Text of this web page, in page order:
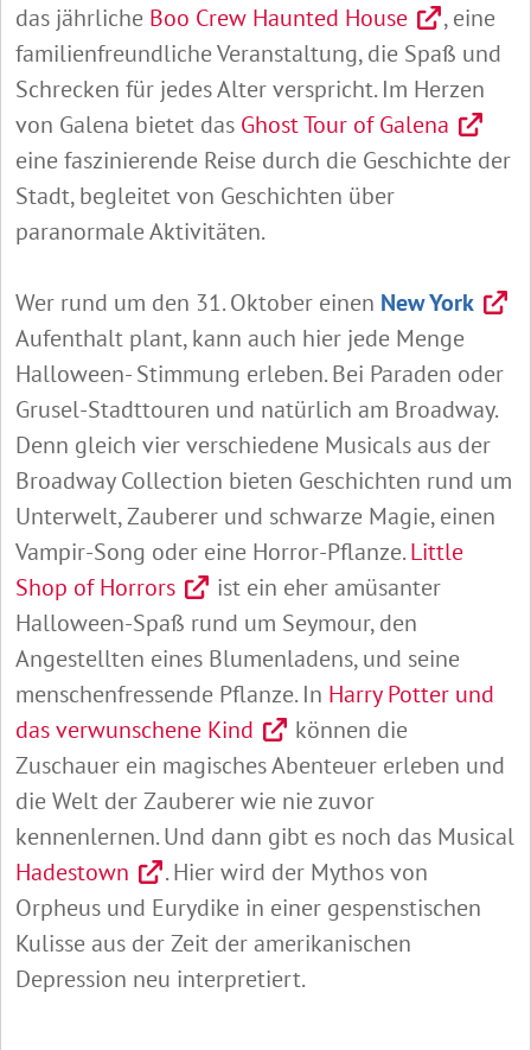
das jährliche Boo Crew Haunted House
, eine
familienfreundliche Veranstaltung, die Spaß und
Schrecken für jedes Alter verspricht. Im Herzen
von Galena bietet das Ghost Tour of Galena
eine faszinierende Reise durch die Geschichte der
Stadt, begleitet von Geschichten über
paranormale Aktivitäten.
Wer rund um den 31. Oktober einen New York
Aufenthalt plant, kann auch hier jede Menge
Halloween- Stimmung erleben. Bei Paraden oder
Grusel-Stadttouren und natürlich am Broadway.
Denn gleich vier verschiedene Musicals aus der
Broadway Collection bieten Geschichten rund um
Unterwelt, Zauberer und schwarze Magie, einen
Vampir-Song oder eine Horror-Pflanze.Little
Shop of Horrors
ist ein eher amüsanter
Halloween-Spaß rund um Seymour, den
Angestellten eines Blumenladens, und seine
menschenfressende Pflanze. In Harry Potter und
das verwunschene Kind
können die
Zuschauer ein magisches Abenteuer erleben und
die Welt der Zauberer wie nie zuvor
kennenlernen. Und dann gibt es noch das Musical
Hadestown
. Hier wird der Mythos von
Orpheus und Eurydike in einer gespenstischen
Kulisse aus der Zeit der amerikanischen
Depression neu interpretiert.